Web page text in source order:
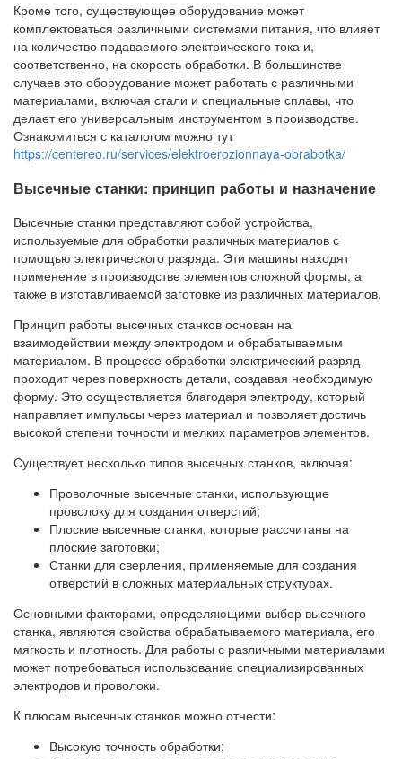
Кроме того, существующее оборудование может
комплектоваться различными системами питания, что влияет
на количество подаваемого электрического тока и,
соответственно, на скорость обработки. В большинстве
случаев это оборудование может работать с различными
материалами, включая стали и специальные сплавы, что
делает его универсальным инструментом в производстве.
Ознакомиться с каталогом можно тут
https://centereo.ru/services/elektroerozionnaya-obrabotka/
Высечные станки: принцип работы и назначение
Высечные станки представляют собой устройства,
используемые для обработки различных материалов с
помощью электрического разряда. Эти машины находят
применение в производстве элементов сложной формы, а
также в изготавливаемой заготовке из различных материалов.
Принцип работы высечных станков основан на
взаимодействии между электродом и обрабатываемым
материалом. В процессе обработки электрический разряд
проходит через поверхность детали, создавая необходимую
форму. Это осуществляется благодаря электроду, который
направляет импульсы через материал и позволяет достичь
высокой степени точности и мелких параметров элементов.
Существует несколько типов высечных станков, включая:
Проволочные высечные станки, использующие
проволоку для создания отверстий;
Плоские высечные станки, которые рассчитаны на
плоские заготовки;
Станки для сверления, применяемые для создания
отверстий в сложных материальных структурах.
Основными факторами, определяющими выбор высечного
станка, являются свойства обрабатываемого материала, его
мягкость и плотность. Для работы с различными материалами
может потребоваться использование специализированных
электродов и проволоки.
К плюсам высечных станков можно отнести:
Высокую точность обработки;